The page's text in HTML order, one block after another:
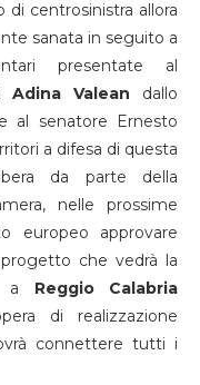
centrosinistra allora
sanata in seguito a
presentate al
Adina Valean dallo
al senatore Ernesto
a difesa di questa
da parte della
nelle prossime
europeo approvare
che vedrà la
a Reggio
Calabria
di realizzazione
connettere tutti i